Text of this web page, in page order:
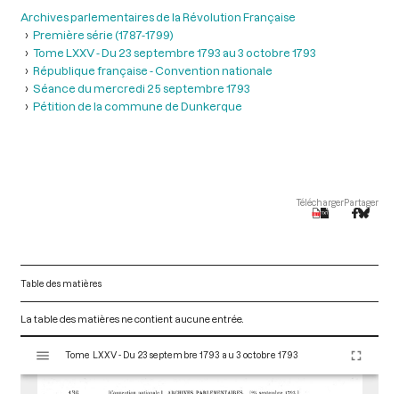
Archives parlementaires de la Révolution Française
Première série (1787-1799)
Tome LXXV - Du 23 septembre 1793 au 3 octobre 1793
République française - Convention nationale
Séance du mercredi 25 septembre 1793
Pétition de la commune de Dunkerque
TéléchargerPartager
Table des matières
La table des matières ne contient aucune entrée.
s
Tome LXXV - Du 23 septembre 1793 au 3 octobre 1793